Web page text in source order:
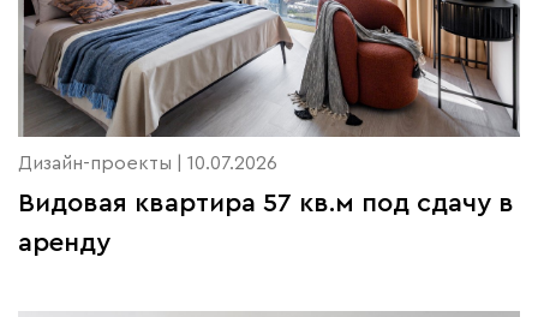
Дизайн-проекты | 10.07.2026
Видовая квартира 57 кв.м под сдачу в
аренду